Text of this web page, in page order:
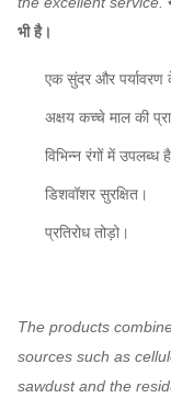
भी है।
एक सुंदर और
अक्षय कच्चे माल की
विभिन्न रंगों में उपलब्ध
डिशवॉशर सुरक्षित।
प्रतिरोध तोड़ो।
The products
sources such as
sawdust and the